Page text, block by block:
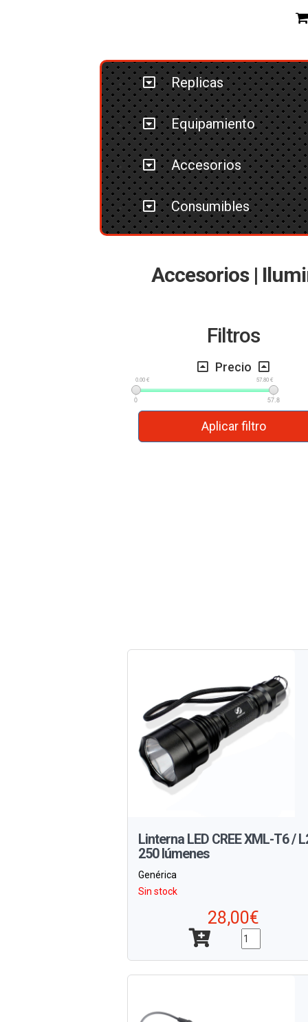
Replicas
Equipamiento
Accesorios
Consumibles
Accesorios |
Filtros
Precio
0.00 € 57.80 €
0 57.8
Linterna LED CREE XML-T6 /
250 lúmenes
Genérica
Sin stock
28,00€